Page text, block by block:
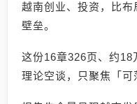
越南创业、投资，比
壁垒。
这份16章326页、约18
理论空谈，只聚焦「可